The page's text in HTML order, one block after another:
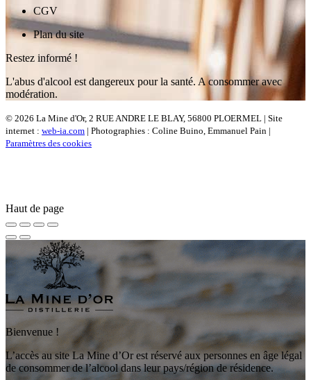
CGV
Plan du site
Restez informé !
L'abus d'alcool est dangereux pour la santé. A consommer avec
modération.
© 2026 La Mine d'Or, 2 RUE ANDRE LE BLAY, 56800 PLOERMEL | Site
internet : web-ia.com | Photographies : Coline Buino, Emmanuel Pain |
Paramètres des cookies
Haut de page
Bienvenue !
L’accès au site La Mine d’Or est réservé aux personnes en âge légal
de consommer de l’alcool dans leur pays/région de résidence.